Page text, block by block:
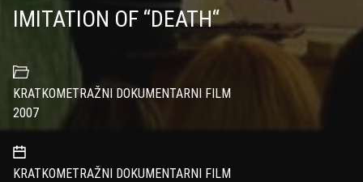
IMITATION OF “DEATH“
KRATKOMETRAŽNI DOKUMENTARNI FILM
2007
KRATKOMETRAŽNI DOKUMENTARNI FILM